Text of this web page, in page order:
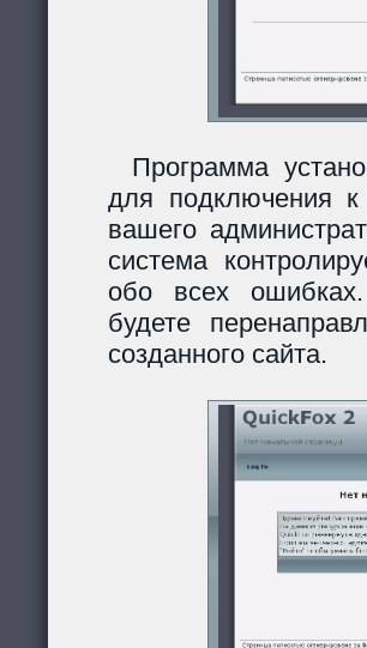
Программа
для подключения
вашего
система
обо всех
будете
созданного сайта.